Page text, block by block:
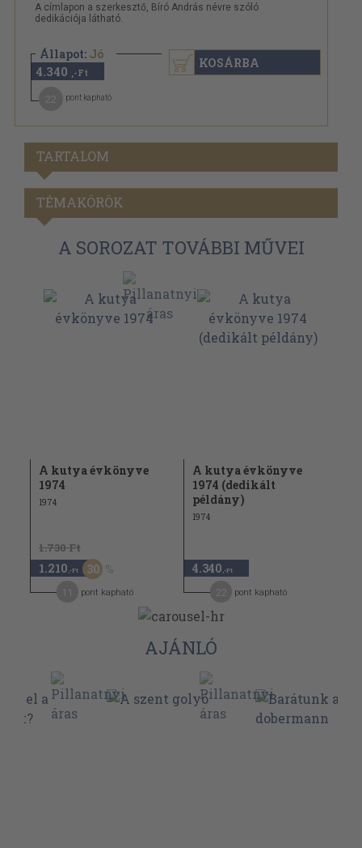
A címlapon a szerkesztő, Bíró András névre szóló
dedikációja látható.
Állapot: Jó
4.340 ,-Ft
pont kapható
KOSÁRBA
TARTALOM
TÉMAKÖRÖK
A SOROZAT TOVÁBBI MŰVEI
A kutya évkönyve
1974
1974
1.730 Ft
1.210 ,-Ft 30
pont kapható
A kutya évkönyve
1974 (dedikált
példány)
1974
4.340 ,-Ft
pont kapható
AJÁNLÓ